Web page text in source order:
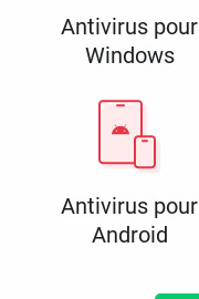
Antivirus pour
Windows
Antivirus pour
Android